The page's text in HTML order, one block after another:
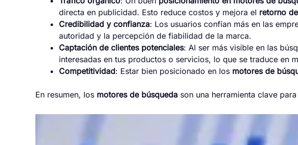
directa en publicidad. Esto reduce costos y mejora el retorno
Credibilidad y confianza: Los usuarios confían más en las
autoridad y la percepción de fiabilidad de la marca.
Captación de clientes potenciales: Al ser más visible en las
interesadas en tus productos o servicios, lo que se traduce en
Competitividad: Estar bien posicionado en los motores de
En resumen, los motores de búsqueda son una herramienta clave